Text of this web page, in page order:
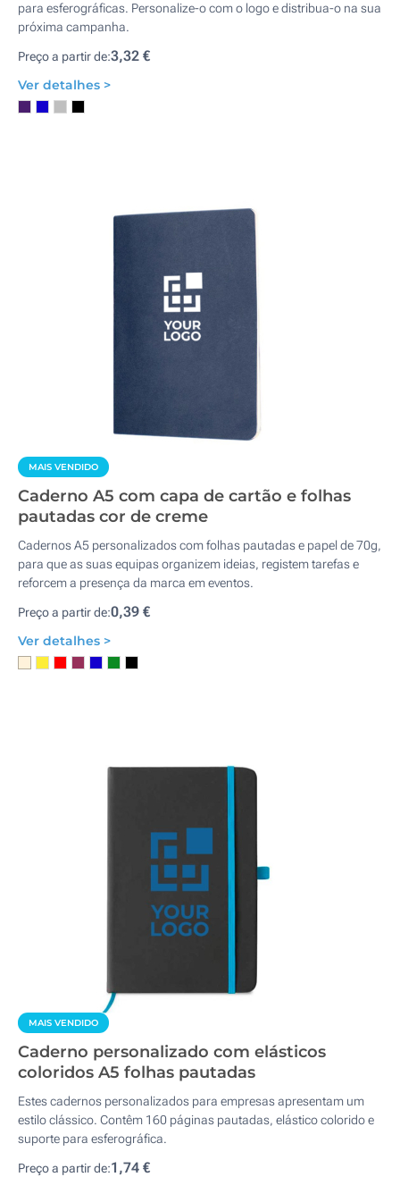
para esferográficas. Personalize-o com o logo e distribua-o na sua
próxima campanha.
Preço a partir de:3,32 €
Ver detalhes >
MAIS VENDIDO
Caderno A5 com capa de cartão e folhas
pautadas cor de creme
Cadernos A5 personalizados com folhas pautadas e papel de 70g,
para que as suas equipas organizem ideias, registem tarefas e
reforcem a presença da marca em eventos.
Preço a partir de:0,39 €
Ver detalhes >
MAIS VENDIDO
Caderno personalizado com elásticos
coloridos A5 folhas pautadas
Estes cadernos personalizados para empresas apresentam um
estilo clássico. Contêm 160 páginas pautadas, elástico colorido e
suporte para esferográfica.
Preço a partir de:1,74 €